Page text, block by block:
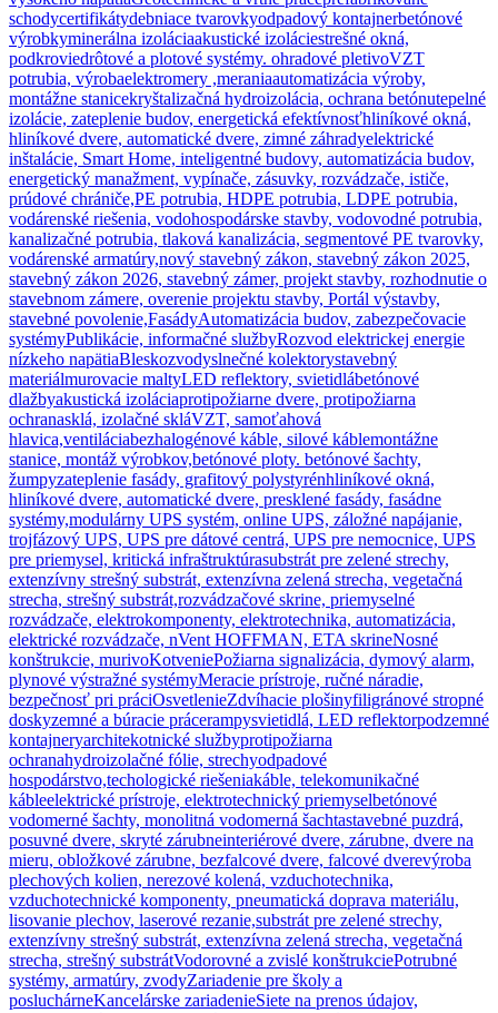
schodycertifikátydebniace tvarovkyodpadový kontajnerbetónové
výrobkyminerálna izoláciaakustické izoláciestrešné okná,
podkroviedrôtové a plotové systémy. ohradové pletivoVZT
potrubia, výrobaelektromery ,meraniaautomatizácia výroby,
montážne stanicekryštalizačná hydroizolácia, ochrana betónutepelné
izolácie, zateplenie budov, energetická efektívnosťhliníkové okná,
hliníkové dvere, automatické dvere, zimné záhradyelektrické
inštalácie, Smart Home, inteligentné budovy, automatizácia budov,
energetický manažment, vypínače, zásuvky, rozvádzače, ističe,
prúdové chrániče,PE potrubia, HDPE potrubia, LDPE potrubia,
vodárenské riešenia, vodohospodárske stavby, vodovodné potrubia,
kanalizačné potrubia, tlaková kanalizácia, segmentové PE tvarovky,
vodárenské armatúry,nový stavebný zákon, stavebný zákon 2025,
stavebný zákon 2026, stavebný zámer, projekt stavby, rozhodnutie o
stavebnom zámere, overenie projektu stavby, Portál výstavby,
stavebné povolenie,FasádyAutomatizácia budov, zabezpečovacie
systémyPublikácie, informačné službyRozvod elektrickej energie
nízkeho napätiaBleskozvodyslnečné kolektorystavebný
materiálmurovacie maltyLED reflektory, svietidlábetónové
dlažbyakustická izoláciaprotipožiarne dvere, protipožiarna
ochranasklá, izolačné skláVZT, samoťahová
hlavica,ventiláciabezhalogénové káble, silové káblemontážne
stanice, montáž výrobkov,betónové ploty. betónové šachty,
žumpyzateplenie fasády, grafitový polystyrénhliníkové okná,
hliníkové dvere, automatické dvere, presklené fasády, fasádne
systémy,modulárny UPS systém, online UPS, záložné napájanie,
trojfázový UPS, UPS pre dátové centrá, UPS pre nemocnice, UPS
pre priemysel, kritická infraštruktúrasubstrát pre zelené strechy,
extenzívny strešný substrát, extenzívna zelená strecha, vegetačná
strecha, strešný substrát,rozvádzačové skrine, priemyselné
rozvádzače, elektrokomponenty, elektrotechnika, automatizácia,
elektrické rozvádzače, nVent HOFFMAN, ETA skrineNosné
konštrukcie, murivoKotveniePožiarna signalizácia, dymový alarm,
plynové výstražné systémyMeracie prístroje, ručné náradie,
bezpečnosť pri práciOsvetlenieZdvíhacie plošinyfiligránové stropné
doskyzemné a búracie prácerampysvietidlá, LED reflektorpodzemné
kontajneryarchitekotnické službyprotipožiarna
ochranahydroizolačné fólie, strechyodpadové
hospodárstvo,techologické riešeniakáble, telekomunikačné
kábleelektrické prístroje, elektrotechnický priemyselbetónové
vodomerné šachty, monolitná vodomerná šachtastavebné puzdrá,
posuvné dvere, skryté zárubneinteriérové dvere, zárubne, dvere na
mieru, obložkové zárubne, bezfalcové dvere, falcové dverevýroba
plechových kolien, nerezové kolená, vzduchotechnika,
vzduchotechnické komponenty, pneumatická doprava materiálu,
lisovanie plechov, laserové rezanie,substrát pre zelené strechy,
extenzívny strešný substrát, extenzívna zelená strecha, vegetačná
strecha, strešný substrátVodorovné a zvislé konštrukciePotrubné
systémy, armatúry, zvodyZariadenie pre školy a
posluchárneKancelárske zariadenieSiete na prenos údajov,